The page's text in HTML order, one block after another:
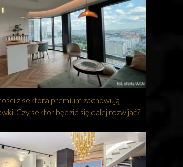
z sektora premium zachowują
Czy sektor będzie się dalej rozwijać?